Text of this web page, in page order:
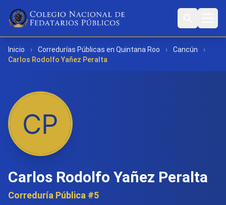
Inicio › Corredurías Públicas en Quintana Roo › Cancún
›
Carlos Rodolfo Yañez Peralta
Carlos Rodolfo Yañez Peralta
Correduría Pública #5